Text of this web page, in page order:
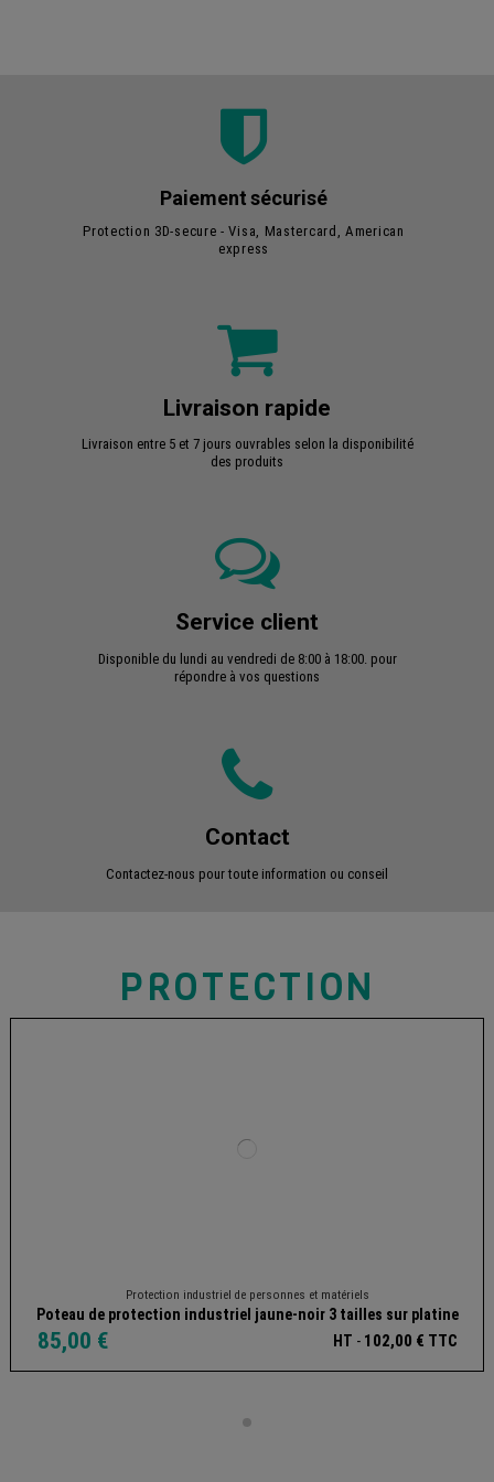
Paiement sécurisé
Protection 3D-secure - Visa, Mastercard, American
express
Livraison rapide
Livraison entre 5 et 7 jours ouvrables selon la disponibilité
des produits
Service client
Disponible du lundi au vendredi de 8:00 à 18:00. pour
répondre à vos questions
Contact
Contactez-nous pour toute information ou conseil
PROTECTION
Protection industriel de personnes et matériels
Poteau de protection industriel jaune-noir 3 tailles sur platine
85,00 € HT - 102,00 € TTC